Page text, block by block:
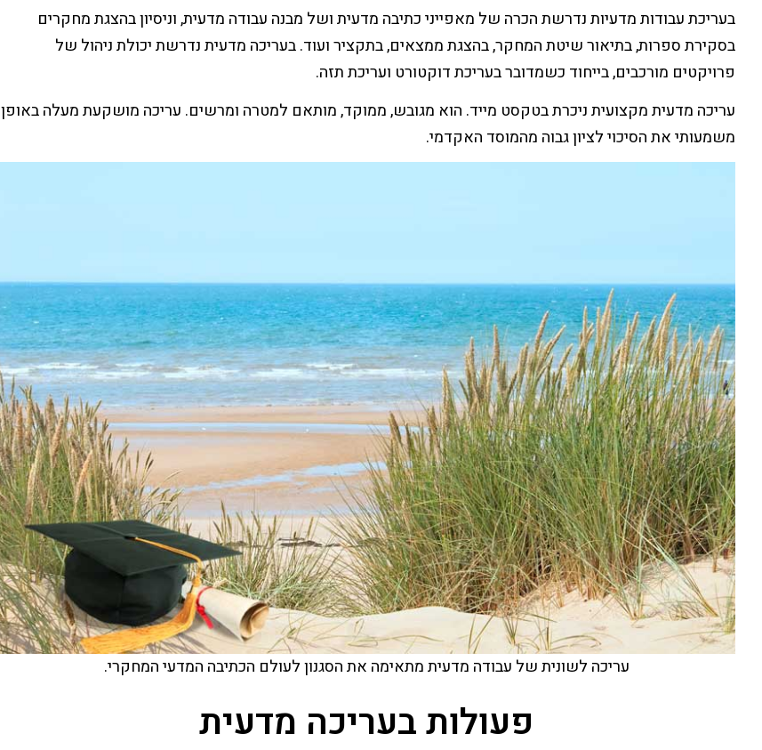
בעריכת עבודות מדעיות נדרשת הכרה של מאפייני כתיבה מדעית ושל מבנה עבודה מדעית, וניסיון בהצגת מחקרים
בסקירת ספרות, בתיאור שיטת המחקר, בהצגת ממצאים, בתקציר ועוד.בעריכה מדעית נדרשת יכולת ניהול של
פרויקטים מורכבים, בייחוד כשמדובר בעריכת דוקטורט ועריכת תזה.
עריכה מדעית מקצועית ניכרת בטקסט מייד. הוא מגובש, ממוקד, מותאם למטרה ומרשים. עריכה מושקעת מעלה באופן
משמעותי את הסיכוי לציון גבוה מהמוסד האקדמי.
עריכה לשונית של עבודה מדעית מתאימה את הסגנון לעולם הכתיבה המדעי המחקרי.
פעולות בעריכה מדעית